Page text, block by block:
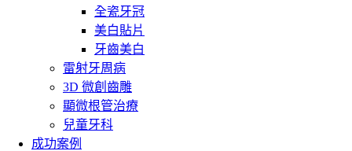
全瓷牙冠
美白貼片
牙齒美白
雷射牙周病
3D 微創齒雕
顯微根管治療
兒童牙科
成功案例